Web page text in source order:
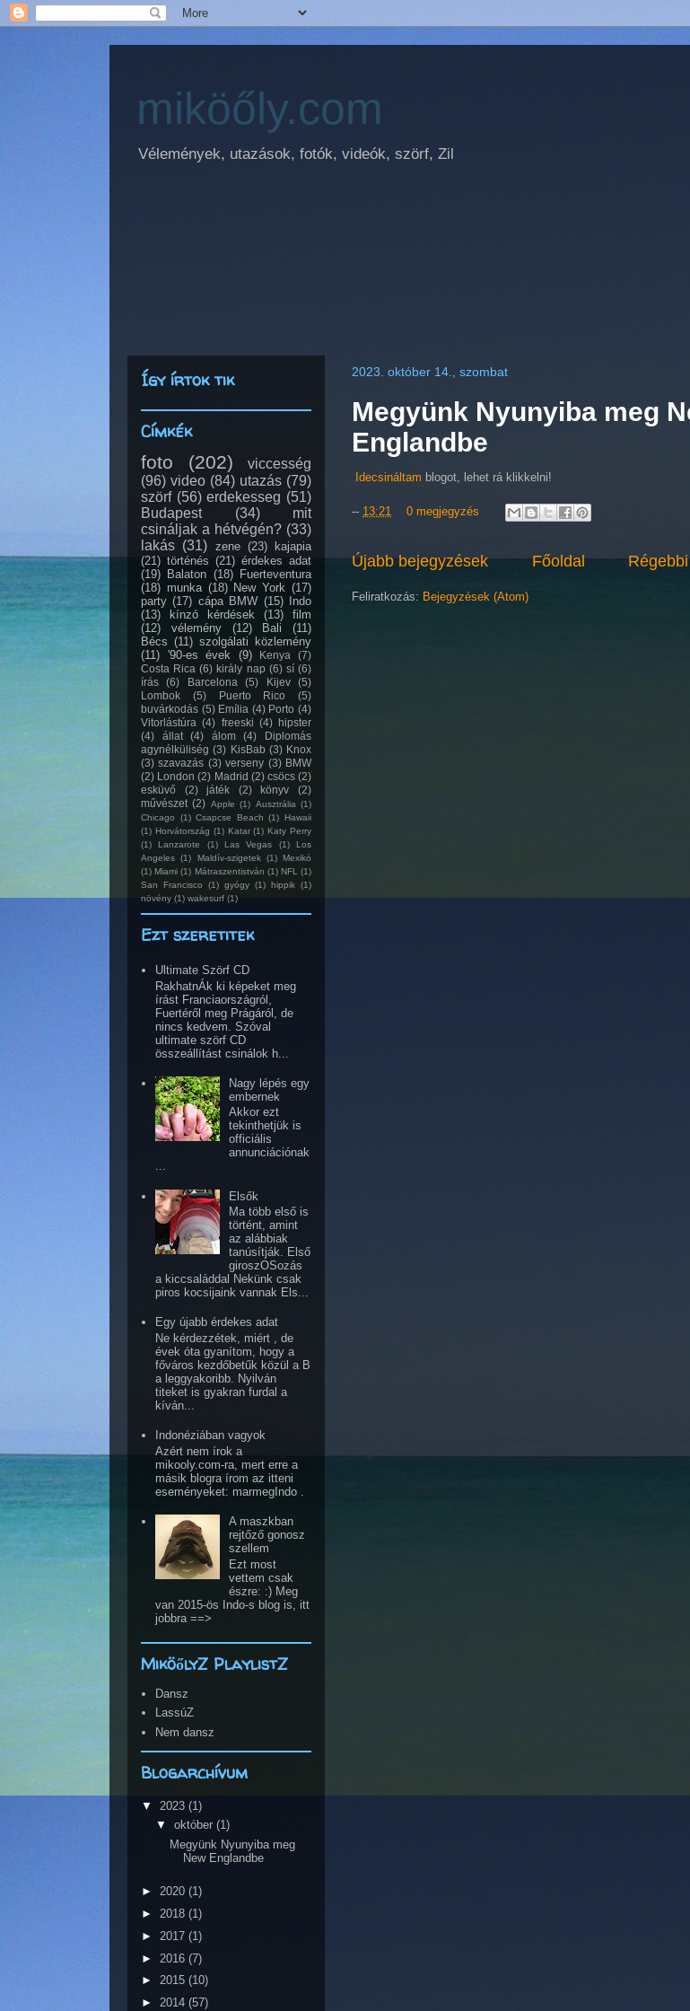
miköőly.com
Vélemények, utazások, fotók, videók, szörf, Zil
2023. október 14., szombat
Megyünk Nyunyiba meg
Englandbe
Idecsináltam blogot, lehet rá klikkelni!
-- 13:21 0 megjegyzés
Újabb bejegyzések Főoldal
Feliratkozás: Bejegyzések (Atom)
Így írtok tik
Címkék
foto (202)
viccesség
(96) video (84) utazás (79)
szörf (56) erdekesseg (51)
Budapest
(34)
mit
csináljak a hétvégén? (33)
lakás (31) zene (23)
kajapia
(21) történés (21) érdekes adat
(19) Balaton (18)
Fuerteventura
(18) munka (18) New York (17)
party (17) cápa BMW (15)
Indo
(13)
kínzó kérdések (13)
film
(12)
vélemény (12) Bali
(11)
Bécs (11) szolgálati közlemény
(11) '90-es évek (9) Kenya
(7)
Costa Rica (6) király nap (6) sí (6)
írás
(6) Barcelona (5) Kijev
(5)
Lombok
(5) Puerto Rico
(5)
buvárkodás (5) Emília (4) Porto (4)
Vitorlástúra (4) freeski (4) hipster
(4)
állat (4) álom (4)
Diplomás
agynélküliség (3) KisBab (3) Knox
(3) szavazás (3) verseny (3) BMW
(2) London (2) Madrid (2) csöcs (2)
esküvő
(2) játék (2) könyv
(2)
művészet (2) Apple (1) Ausztrália (1)
Chicago
(1) Csapcse Beach (1)
Hawaii
(1) Horvátország (1) Katar (1) Katy Perry
(1)
Lanzarote (1) Las Vegas (1)
Los
Angeles (1) Maldív-szigetek (1)
Mexikó
(1) Miami (1) Mátraszentistván (1) NFL
(1)
San Francisco
(1) gyógy (1) hippik (1)
növény (1) wakesurf (1)
Ezt szeretitek
Ultimate Szörf CD
RakhatnÁk ki képeket meg
írást Franciaországról,
Fuertéről meg Prágáról, de
nincs kedvem. Szóval
ultimate szörf CD
összeállítást csinálok h...
Nagy lépés egy
embernek
Akkor ezt
tekinthetjük is
officiális
annunciációnak
...
Elsők
Ma több első is
történt, amint
az alábbiak
tanúsítják. Első
giroszOSozás
a kiccsaláddal Nekünk csak
piros kocsijaink vannak Els...
Egy újabb érdekes adat
Ne kérdezzétek, miért , de
évek óta gyanítom, hogy a
főváros kezdőbetűk közül a B
a leggyakoribb. Nyilván
titeket is gyakran furdal a
kíván...
Indonéziában vagyok
Azért nem írok a
mikooly.com-ra, mert erre a
másik blogra írom az itteni
eseményeket: marmegIndo .
A maszkban
rejtőző gonosz
szellem
Ezt most
vettem csak
észre: :) Meg
van 2015-ös Indo-s blog is, itt
jobbra ==>
MiköőlyZ PlaylistZ
Dansz
LassúZ
Nem dansz
Blogarchívum
▼ 2023 (1)
▼ október (1)
Megyünk Nyunyiba meg
New Englandbe
► 2020 (1)
► 2018 (1)
► 2017 (1)
► 2016 (7)
► 2015 (10)
► 2014 (57)